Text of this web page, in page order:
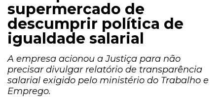
supermercado de
descumprir política de
igualdade salarial
A empresa acionou a Justiça para não
precisar divulgar relatório de transparência
salarial exigido pelo ministério do Trabalho e
Emprego.